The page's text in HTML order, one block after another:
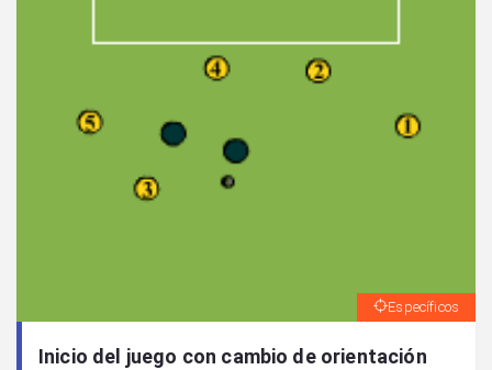
Específicos
Inicio del juego con cambio de orientación